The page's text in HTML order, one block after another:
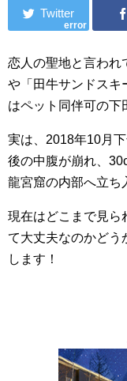
error
恋人の聖地と言われ
や「田牛サンドスキ
はペット同伴可の下
実は、2018年10月
後の中腹が崩れ、
龍宮窟の内部へ立ち
現在はどこまで見ら
て大丈夫なのかどう
します！